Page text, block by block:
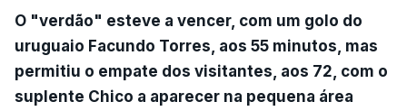
O "verdão" esteve a vencer, com um golo do
uruguaio Facundo Torres, aos 55 minutos, mas
permitiu o empate dos visitantes, aos 72, com o
suplente Chico a aparecer na pequena área